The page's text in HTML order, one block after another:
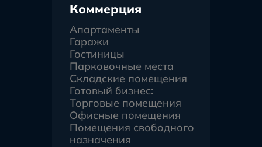
Коммерция
Апартаменты
Гаражи
Гостиницы
Парковочные места
Складские помещения
Готовый бизнес:
Торговые помещения
Офисные помещения
Помещения свободного
назначения